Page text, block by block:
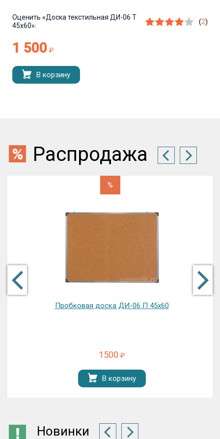
Оценить «Доска текстильная ДИ-06 Т
45x60»:
(2)
1 500 ₽
В корзину
Распродажа
%
Доска магнитная двухсторонняя передвижная
9375 ₽
В корзину
Новинки